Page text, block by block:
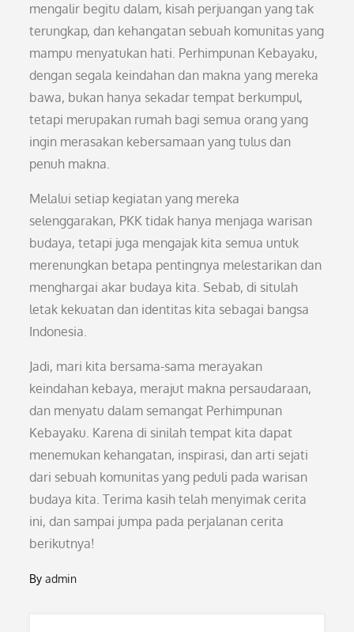
mengalir begitu dalam, kisah perjuangan yang tak
terungkap, dan kehangatan sebuah komunitas yang
mampu menyatukan hati. Perhimpunan Kebayaku,
dengan segala keindahan dan makna yang mereka
bawa, bukan hanya sekadar tempat berkumpul,
tetapi merupakan rumah bagi semua orang yang
ingin merasakan kebersamaan yang tulus dan
penuh makna.
Melalui setiap kegiatan yang mereka
selenggarakan, PKK tidak hanya menjaga warisan
budaya, tetapi juga mengajak kita semua untuk
merenungkan betapa pentingnya melestarikan dan
menghargai akar budaya kita. Sebab, di situlah
letak kekuatan dan identitas kita sebagai bangsa
Indonesia.
Jadi, mari kita bersama-sama merayakan
keindahan kebaya, merajut makna persaudaraan,
dan menyatu dalam semangat Perhimpunan
Kebayaku. Karena di sinilah tempat kita dapat
menemukan kehangatan, inspirasi, dan arti sejati
dari sebuah komunitas yang peduli pada warisan
budaya kita. Terima kasih telah menyimak cerita
ini, dan sampai jumpa pada perjalanan cerita
berikutnya!
Byadmin